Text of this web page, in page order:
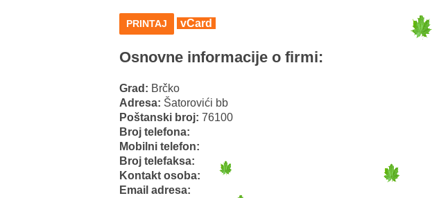
PRINTAJ vCard
Osnovne informacije o firmi:
Grad: Brčko
Adresa: Šatorovići bb
Poštanski broj: 76100
Broj telefona:
Mobilni telefon:
Broj telefaksa:
Kontakt osoba:
Email adresa: